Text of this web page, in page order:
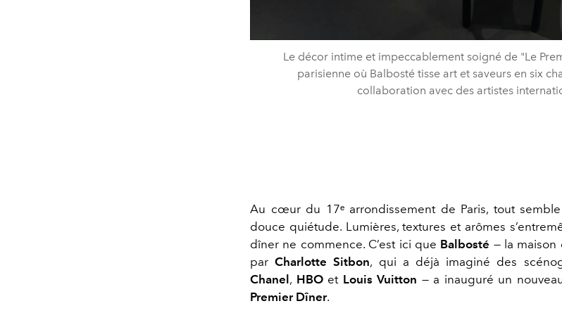
Le décor intime et impeccablement soigné de "Le
parisienne où Balbosté tisse art et saveurs en six
collaboration avec des artistes
Au cœur du 17ᵉ arrondissement de Paris, tout
douce quiétude. Lumières, textures et arômes
dîner ne commence. C’est ici que Balbosté — la maison
parCharlotte Sitbon, qui a déjà imaginé des
Chanel , HBOet Louis Vuitton — a inauguré un
Premier Dîner.